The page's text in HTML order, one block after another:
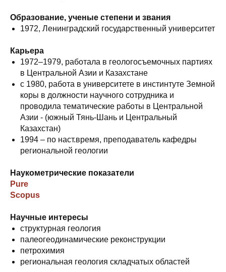
Образование, ученые степени и звания
1972, Ленинградский государственный университет
Карьера
1972–1979, работала в геологосъемочных партиях
в Центральной Азии и Казахстане
с 1980, работа в университете в инстинтуте Земной
коры в должности научного сотрудника и
проводила тематические работы в Центральной
Азии - (южный Тянь-Шань и Центральный
Казахстан)
1994 – по наст.время, преподаватель кафедры
региональной геологии
Наукометрические показатели
Pure
Scopus
Научные интересы
структурная геология
палеогеодинамические реконструкции
петрохимия
региональная геология складчатых областей